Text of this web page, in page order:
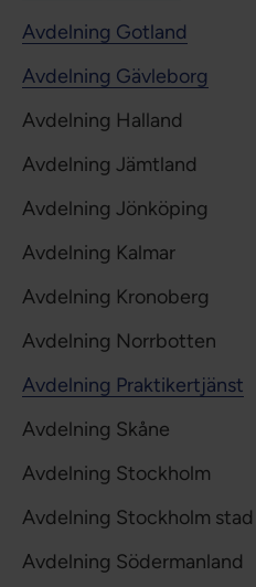
Avdelning Gotland
Avdelning Gävleborg
Avdelning Halland
Avdelning Jämtland
Avdelning Jönköping
Avdelning Kalmar
Avdelning Kronoberg
Avdelning Norrbotten
Avdelning Praktikertjänst
Avdelning Skåne
Avdelning Stockholm
Avdelning Stockholm stad
Avdelning Södermanland